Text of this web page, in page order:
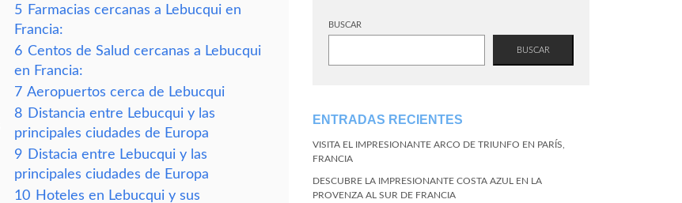
5 Farmacias cercanas a Lebucqui en
Francia:
6 Centos de Salud cercanas a Lebucqui
en Francia:
7 Aeropuertos cerca de Lebucqui
8 Distancia entre Lebucqui y las
principales ciudades de Europa
9 Distacia entre Lebucqui y las
principales ciudades de Europa
10 Hoteles en Lebucqui y sus
BUSCAR
BUSCAR
ENTRADAS RECIENTES
VISITA EL IMPRESIONANTE ARCO DE TRIUNFO EN PARÍS,
FRANCIA
DESCUBRE LA IMPRESIONANTE COSTA AZUL EN LA
PROVENZA AL SUR DE FRANCIA